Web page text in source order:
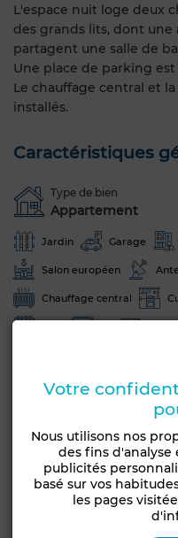
L'espace nuit loge deux
des grands lits, dont une
partagent une salle de
Une place de parking
Le chauffage central et
installés.
Caractéristiques
Type de bien
Appartement
Jardin Garage
Salon européen
Chauffage central
Votre
Nous utilisons nos
des fins
publicités
basé sur vos
les pages